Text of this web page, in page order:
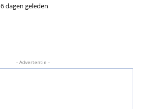
6 dagen geleden
- Advertentie -